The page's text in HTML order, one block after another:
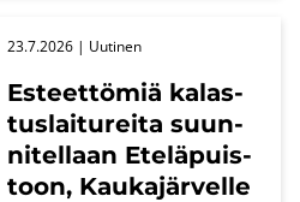
Es­teet­tö­miä ka­las­
tus­lai­tu­rei­ta suun­
ni­tel­laan Ete­lä­puis­
toon, Kau­ka­jär­vel­le
23.7.2026 | Uu­ti­nen